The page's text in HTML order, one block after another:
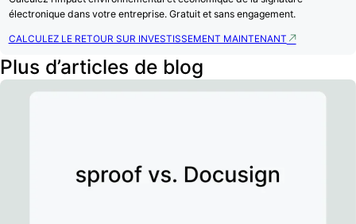
électronique dans votre entreprise. Gratuit et sans engagement.
CALCULEZ LE RETOUR SUR INVESTISSEMENT MAINTENANT
Plus d’articles de blog